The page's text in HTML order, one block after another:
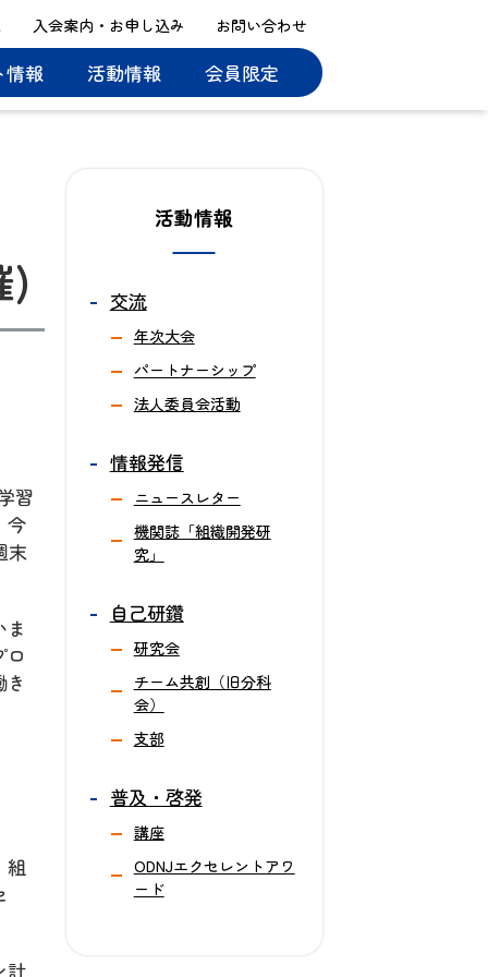
入会案内・お申し込み お問い合わせ
情報 活動情報 会員限定
)
習
今
末
組
計
活動情報
交流
年次大会
パートナーシップ
法人委員会活動
情報発信
ニュースレター
機関誌「組織開発研
究」
自己研鑽
研究会
チーム共創（旧分科
会）
支部
普及・啓発
講座
ODNJエクセレントアワ
ード